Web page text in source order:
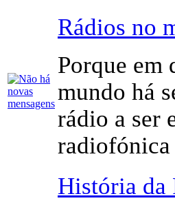
Rádios no
Porque em
mundo há
rádio a ser
radiofónica
História da